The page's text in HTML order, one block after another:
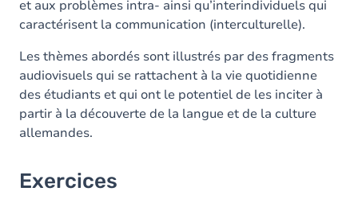
et aux problèmes intra- ainsi qu’interindividuels qui
caractérisent la communication (interculturelle).
Les thèmes abordés sont illustrés par des fragments
audiovisuels qui se rattachent à la vie quotidienne
des étudiants et qui ont le potentiel de les inciter à
partir à la découverte de la langue et de la culture
allemandes.
Exercices